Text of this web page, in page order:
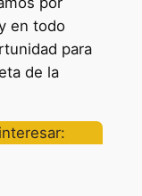
en todo
para
de la